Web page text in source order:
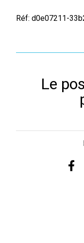
Réf: d0e07211-
Le